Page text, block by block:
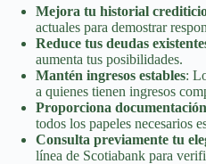
Mejora tu historial
actuales para demostrar
Reduce tus deudas
aumenta tus posibilidades.
Mantén ingresos estables:
a quienes tienen ingresos
Proporciona
todos los papeles necesarios
Consulta previamente tu
línea de Scotiabank para